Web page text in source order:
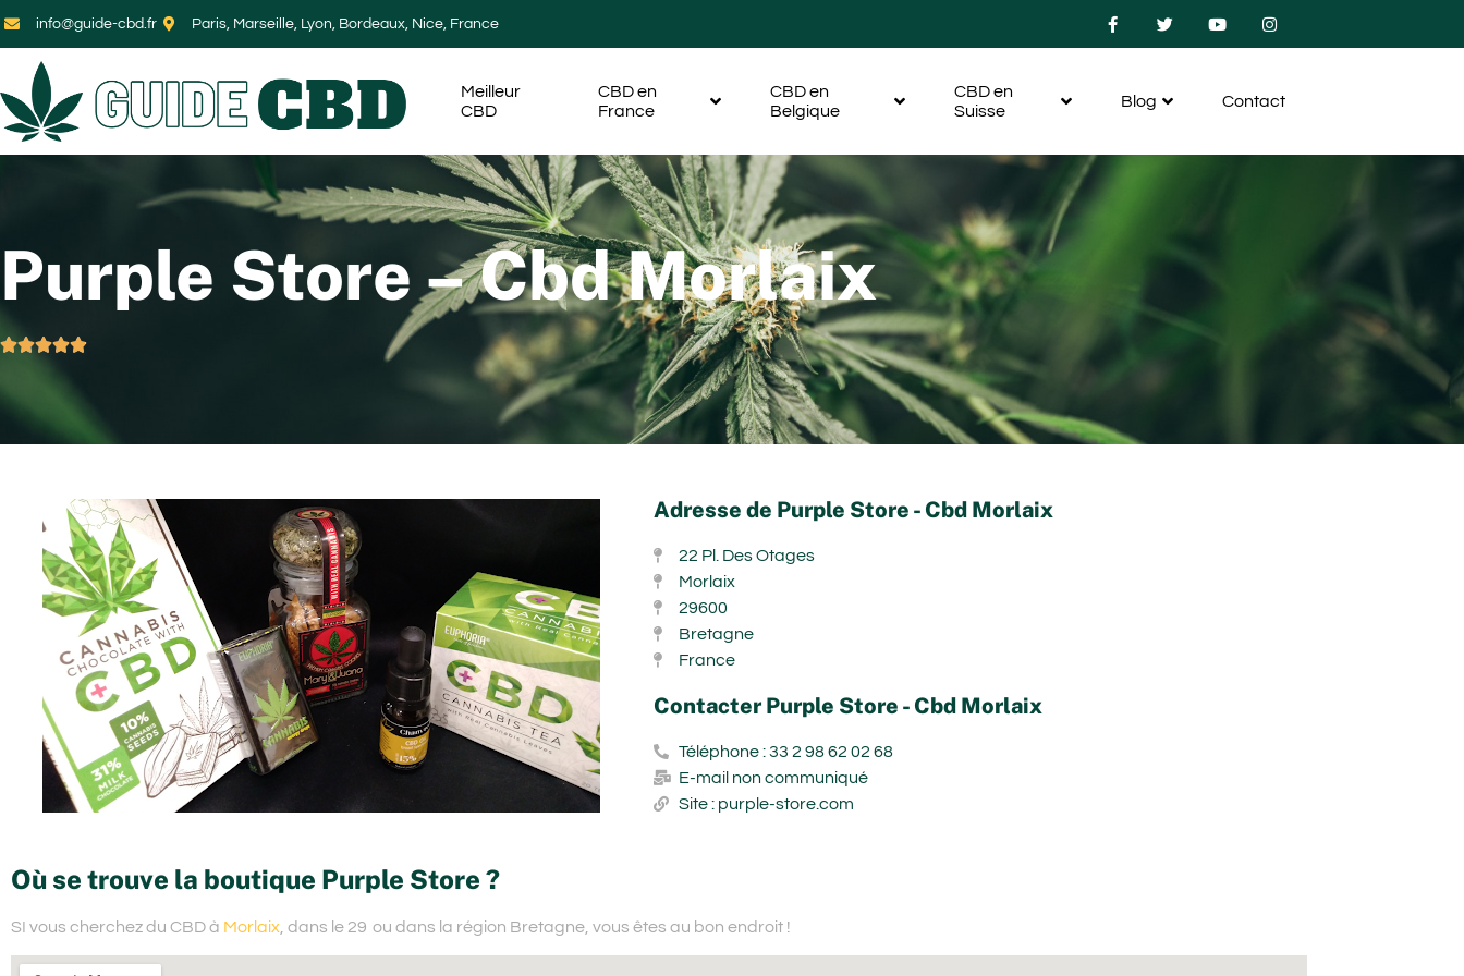
info@guide-cbd.fr Paris, Marseille, Lyon, Bordeaux, Nice, France
Meilleur
CBD
CBD en
France
CBD en
Belgique
CBD en
Suisse
Blog Contact
Purple Store – Cbd Morlaix

Adresse de Purple Store - Cbd Morlaix
22 Pl. Des Otages
Morlaix
29600
Bretagne
France
Contacter Purple Store - Cbd Morlaix
Téléphone : 33 2 98 62 02 68
E-mail non communiqué
Site : purple-store.com
Où se trouve la boutique Purple Store ?
SI vous cherchez du CBD à Morlaix , dans le 29 ou dans la région Bretagne, vous êtes au bon endroit !